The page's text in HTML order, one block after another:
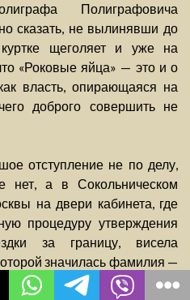
Полиграфовича
сказать, не вылинявши до
щеголяет и уже на
«Роковые яйца» — это и о
власть, опирающаяся на
доброго совершить не
отступление не по делу,
нет, а в Сокольническом
на двери кабинета, где
процедуру утверждения
за границу, висела
значилась фамилия —
которые нам там